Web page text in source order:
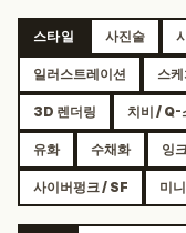
스타일 사진술
일러스트레이션 스
3D 렌더링 치비 / Q-
유화 수채화 잉
사이버펑크 / SF 미